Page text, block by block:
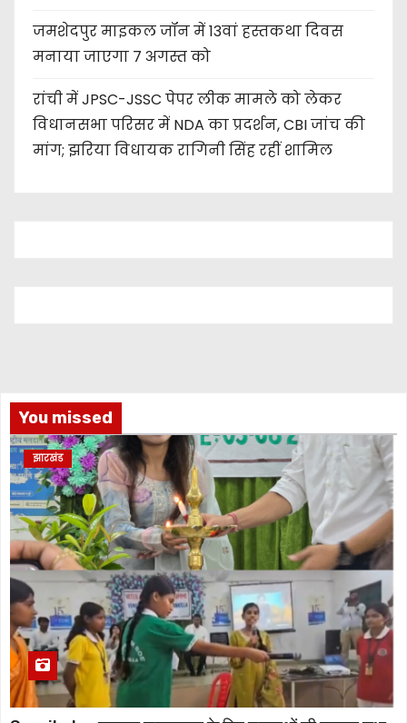
जमशेदपुर माइकल जॉन में 13वां हस्तकथा दिवस
मनाया जाएगा 7 अगस्त को
रांची में JPSC-JSSC पेपर लीक मामले को लेकर
विधानसभा परिसर में NDA का प्रदर्शन, CBI जांच की
मांग; झरिया विधायक रागिनी सिंह रहीं शामिल
You missed
झारखंड